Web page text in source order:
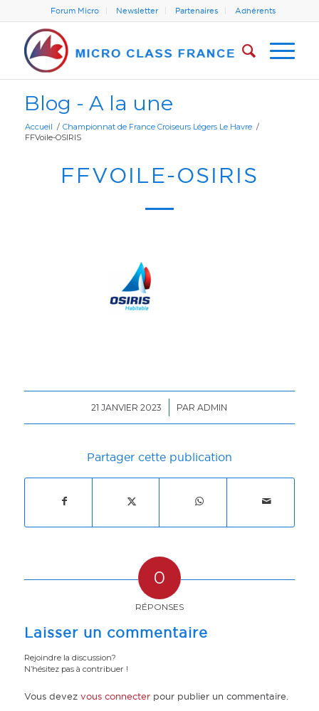
Forum Micro Newsletter Partenaires Adhérents
Blog - A la une
Accueil / Championnat de France Croiseurs Légers Le Havre /
FFVoile-OSIRIS
FFVOILE-OSIRIS
21 JANVIER 2023
/ PARADMIN
Partager cette publication
0
RÉPONSES
Laisser un commentaire
Rejoindre la discussion?
N’hésitez pas à contribuer !
Vous devez vous connecterpour publier un commentaire.